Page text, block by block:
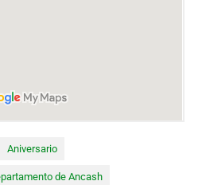
Aniversario
de Ancash